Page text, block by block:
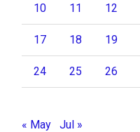
10 11 12
17 18 19
24 25 26
« May Jul »